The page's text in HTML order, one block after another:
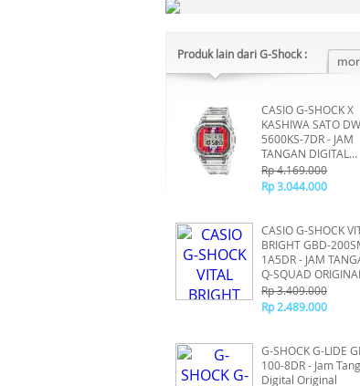
Produk lain dari G-Shock :
CASIO G-SHOCK X
KASHIWA SATO
5600KS-7DR - JAM
TANGAN DIGITAL
ORIGINAL
Rp 4.169.000
Rp 3.044.000
CASIO G-SHOCK
BRIGHT GBD-
1A5DR - JAM
Q-SQUAD ORIGINAL
Rp 3.409.000
Rp 2.489.000
G-SHOCK G-LIDE
100-8DR - Jam
Digital Original